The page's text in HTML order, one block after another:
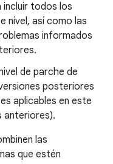
incluir todos los
nivel, así como las
informados
de parche de
posteriores
aplicables en este
anteriores).
las
que estén